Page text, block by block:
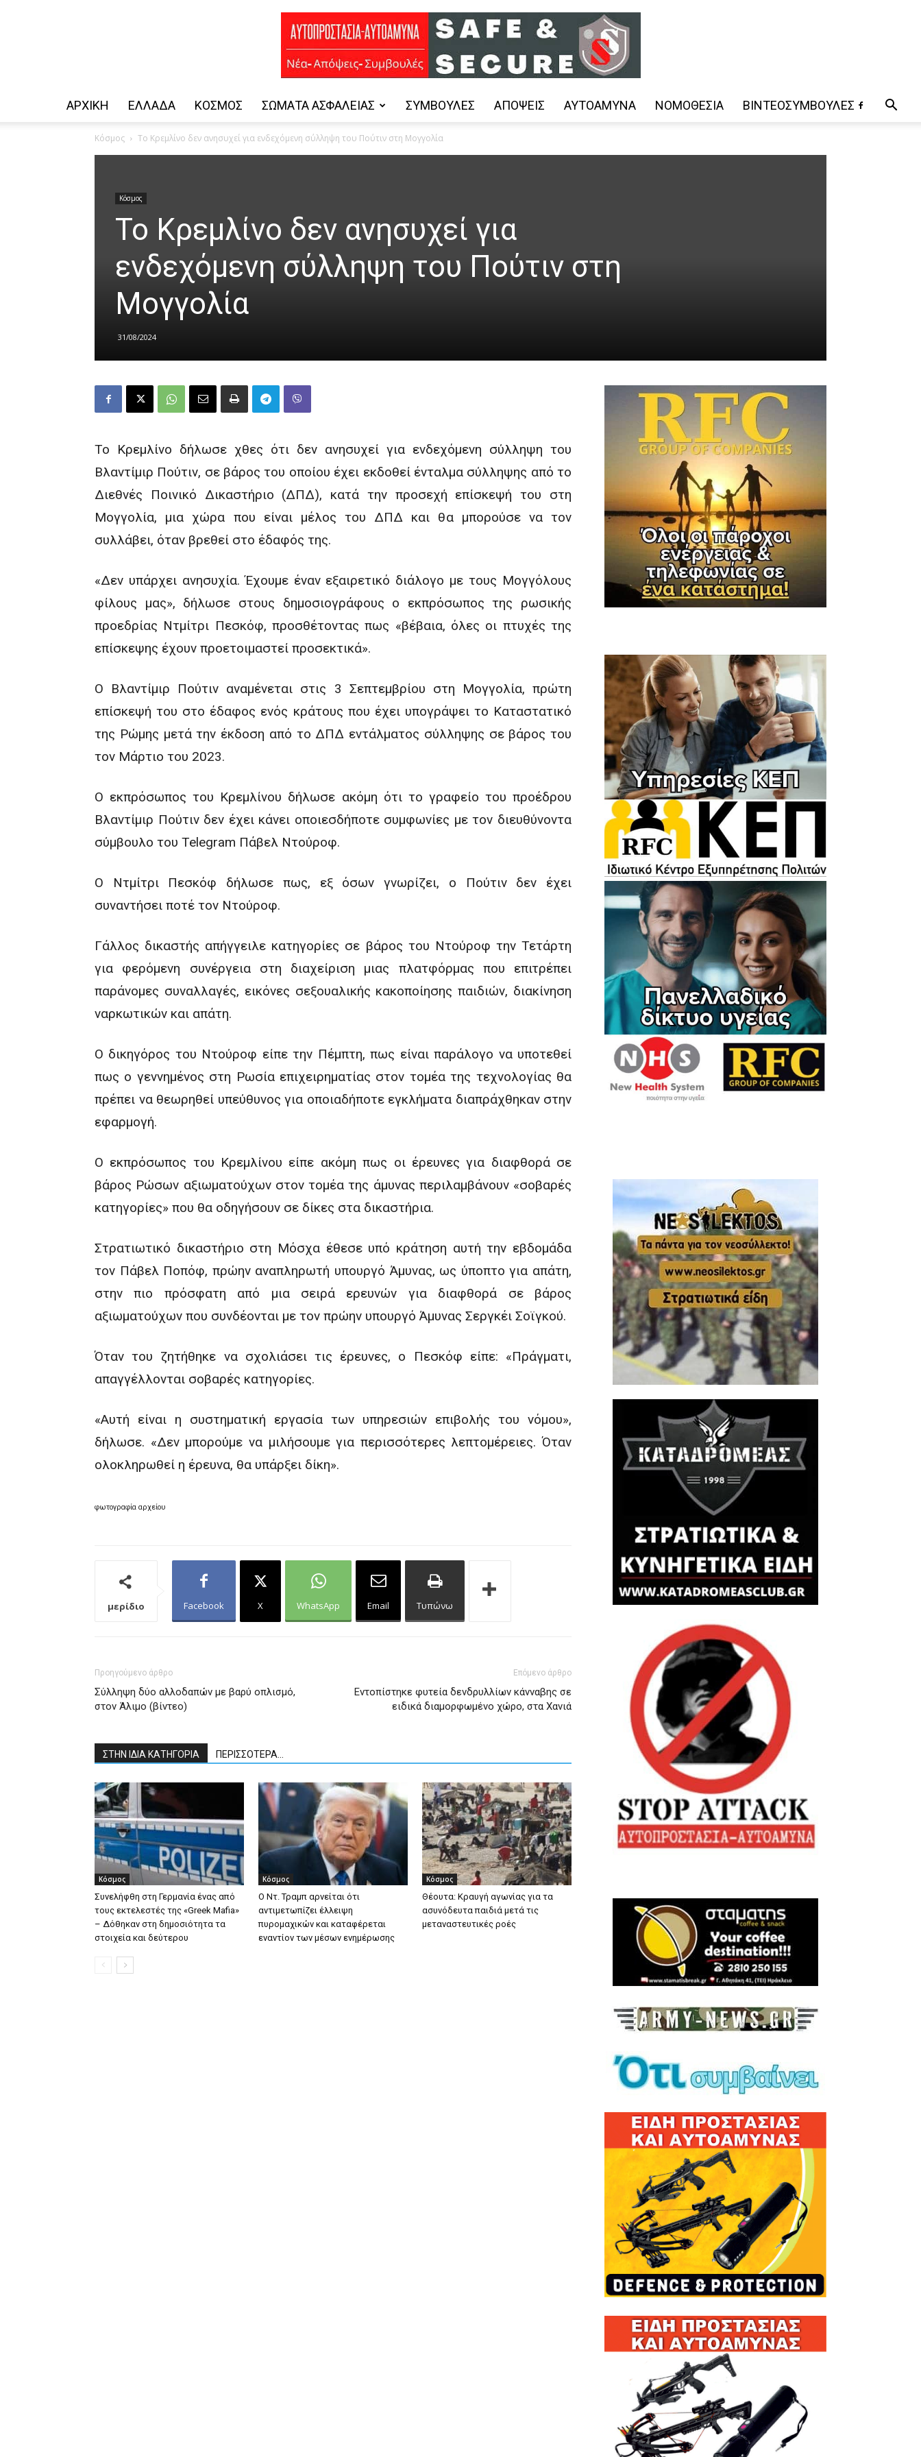
ΑΡΧΙΚΗ ΕΛΛΆΔΑ ΚΌΣΜΟΣ ΣΏΜΑΤΑ ΑΣΦΑΛΕΊΑΣ ΣΥΜΒΟΥΛΈΣ ΑΠΌΨΕΙΣ ΑΥΤΟΆΜΥΝΑ ΝΟΜΟΘΕΣΊΑ ΒΊΝΤΕΟΣΥΜΒΟΥΛΈΣ
Κόσμος Το Κρεμλίνο δεν ανησυχεί για ενδεχόμενη σύλληψη του Πούτιν στη Μογγολία
Κόσμος
Το Κρεμλίνο δεν ανησυχεί για
ενδεχόμενη σύλληψη του Πούτιν στη
Μογγολία
31/08/2024
Το Κρεμλίνο δήλωσε χθες ότι δεν ανησυχεί για ενδεχόμενη σύλληψη του
Βλαντίμιρ Πούτιν, σε βάρος του οποίου έχει εκδοθεί ένταλμα σύλληψης από το
Διεθνές Ποινικό Δικαστήριο (ΔΠΔ), κατά την προσεχή επίσκεψή του στη
Μογγολία, μια χώρα που είναι μέλος του ΔΠΔ και θα μπορούσε να τον
συλλάβει, όταν βρεθεί στο έδαφός της.
«Δεν υπάρχει ανησυχία. Έχουμε έναν εξαιρετικό διάλογο με τους Μογγόλους
φίλους μας», δήλωσε στους δημοσιογράφους ο εκπρόσωπος της ρωσικής
προεδρίας Ντμίτρι Πεσκόφ, προσθέτοντας πως «βέβαια, όλες οι πτυχές της
επίσκεψης έχουν προετοιμαστεί προσεκτικά».
Ο Βλαντίμιρ Πούτιν αναμένεται στις 3 Σεπτεμβρίου στη Μογγολία, πρώτη
επίσκεψή του στο έδαφος ενός κράτους που έχει υπογράψει το Καταστατικό
της Ρώμης μετά την έκδοση από το ΔΠΔ εντάλματος σύλληψης σε βάρος του
τον Μάρτιο του 2023.
Ο εκπρόσωπος του Κρεμλίνου δήλωσε ακόμη ότι το γραφείο του προέδρου
Βλαντίμιρ Πούτιν δεν έχει κάνει οποιεσδήποτε συμφωνίες με τον διευθύνοντα
σύμβουλο του Telegram Πάβελ Ντούροφ.
Ο Ντμίτρι Πεσκόφ δήλωσε πως, εξ όσων γνωρίζει, ο Πούτιν δεν έχει
συναντήσει ποτέ τον Ντούροφ.
Γάλλος δικαστής απήγγειλε κατηγορίες σε βάρος του Ντούροφ την Τετάρτη
για φερόμενη συνέργεια στη διαχείριση μιας πλατφόρμας που επιτρέπει
παράνομες συναλλαγές, εικόνες σεξουαλικής κακοποίησης παιδιών, διακίνηση
ναρκωτικών και απάτη.
Ο δικηγόρος του Ντούροφ είπε την Πέμπτη, πως είναι παράλογο να υποτεθεί
πως ο γεννημένος στη Ρωσία επιχειρηματίας στον τομέα της τεχνολογίας θα
πρέπει να θεωρηθεί υπεύθυνος για οποιαδήποτε εγκλήματα διαπράχθηκαν στην
εφαρμογή.
Ο εκπρόσωπος του Κρεμλίνου είπε ακόμη πως οι έρευνες για διαφθορά σε
βάρος Ρώσων αξιωματούχων στον τομέα της άμυνας περιλαμβάνουν «σοβαρές
κατηγορίες» που θα οδηγήσουν σε δίκες στα δικαστήρια.
Στρατιωτικό δικαστήριο στη Μόσχα έθεσε υπό κράτηση αυτή την εβδομάδα
τον Πάβελ Ποπόφ, πρώην αναπληρωτή υπουργό Άμυνας, ως ύποπτο για απάτη,
στην πιο πρόσφατη από μια σειρά ερευνών για διαφθορά σε βάρος
αξιωματούχων που συνδέονται με τον πρώην υπουργό Άμυνας Σεργκέι Σοϊγκού.
Όταν του ζητήθηκε να σχολιάσει τις έρευνες, ο Πεσκόφ είπε: «Πράγματι,
απαγγέλλονται σοβαρές κατηγορίες.
«Αυτή είναι η συστηματική εργασία των υπηρεσιών επιβολής του νόμου»,
δήλωσε. «Δεν μπορούμε να μιλήσουμε για περισσότερες λεπτομέρειες. Όταν
ολοκληρωθεί η έρευνα, θα υπάρξει δίκη».
φωτογραφία αρχείου
μερίδιο Facebook X WhatsApp Email Τυπώνω
Προηγούμενο άρθρο
Σύλληψη δύο αλλοδαπών με βαρύ οπλισμό,
στον Άλιμο (βίντεο)
Επόμενο άρθρο
Εντοπίστηκε φυτεία δενδρυλλίων κάνναβης σε
ειδικά διαμορφωμένο χώρο, στα Χανιά
ΣΤΗΝ ΙΔΙΑ ΚΑΤΗΓΟΡΙΑ ΠΕΡΙΣΣΟΤΕΡΑ...
Κόσμος
Συνελήφθη στη Γερμανία ένας από
τους εκτελεστές της «Greek Mafia»
– Δόθηκαν στη δημοσιότητα τα
στοιχεία και δεύτερου
Κόσμος
Ο Ντ. Τραμπ αρνείται ότι
αντιμετωπίζει έλλειψη
πυρομαχικών και καταφέρεται
εναντίον των μέσων ενημέρωσης
Κόσμος
Θέουτα: Κραυγή αγωνίας για τα
ασυνόδευτα παιδιά μετά τις
μεταναστευτικές ροές